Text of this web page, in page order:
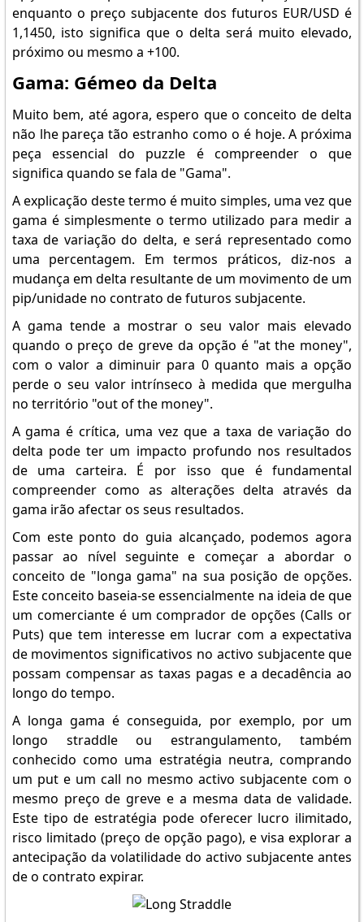
enquanto o preço subjacente dos futuros EUR/USD é
1,1450, isto significa que o delta será muito elevado,
próximo ou mesmo a +100.
Gama: Gémeo da Delta
Muito bem, até agora, espero que o conceito de delta
não lhe pareça tão estranho como o é hoje. A próxima
peça essencial do puzzle é compreender o que
significa quando se fala de "Gama".
A explicação deste termo é muito simples, uma vez que
gama é simplesmente o termo utilizado para medir a
taxa de variação do delta, e será representado como
uma percentagem. Em termos práticos, diz-nos a
mudança em delta resultante de um movimento de um
pip/unidade no contrato de futuros subjacente.
A gama tende a mostrar o seu valor mais elevado
quando o preço de greve da opção é "at the money",
com o valor a diminuir para 0 quanto mais a opção
perde o seu valor intrínseco à medida que mergulha
no território "out of the money".
A gama é crítica, uma vez que a taxa de variação do
delta pode ter um impacto profundo nos resultados
de uma carteira. É por isso que é fundamental
compreender como as alterações delta através da
gama irão afectar os seus resultados.
Com este ponto do guia alcançado, podemos agora
passar ao nível seguinte e começar a abordar o
conceito de "longa gama" na sua posição de opções.
Este conceito baseia-se essencialmente na ideia de que
um comerciante é um comprador de opções (Calls or
Puts) que tem interesse em lucrar com a expectativa
de movimentos significativos no activo subjacente que
possam compensar as taxas pagas e a decadência ao
longo do tempo.
A longa gama é conseguida, por exemplo, por um
longo straddle ou estrangulamento, também
conhecido como uma estratégia neutra, comprando
um put e um call no mesmo activo subjacente com o
mesmo preço de greve e a mesma data de validade.
Este tipo de estratégia pode oferecer lucro ilimitado,
risco limitado (preço de opção pago), e visa explorar a
antecipação da volatilidade do activo subjacente antes
de o contrato expirar.